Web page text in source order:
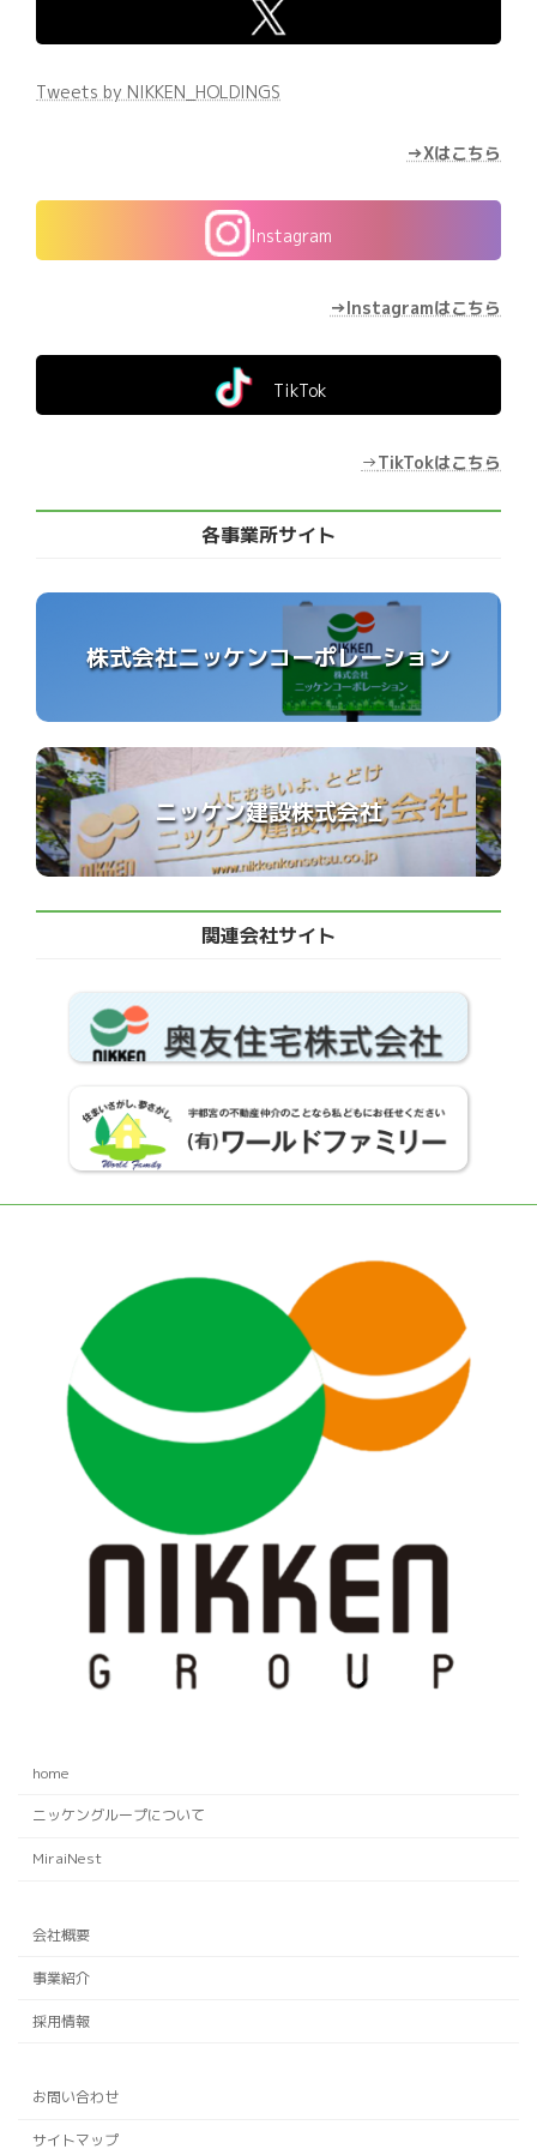
Tweets by NIKKEN_HOLDINGS
→Xはこちら
Instagram
→Instagramはこちら
TikTok
→TikTokはこちら
各事業所サイト
株式会社ニッケンコーポレーション
ニッケン建設株式会社
関連会社サイト
home
ニッケングループについて
MiraiNest
会社概要
事業紹介
採用情報
お問い合わせ
サイトマップ